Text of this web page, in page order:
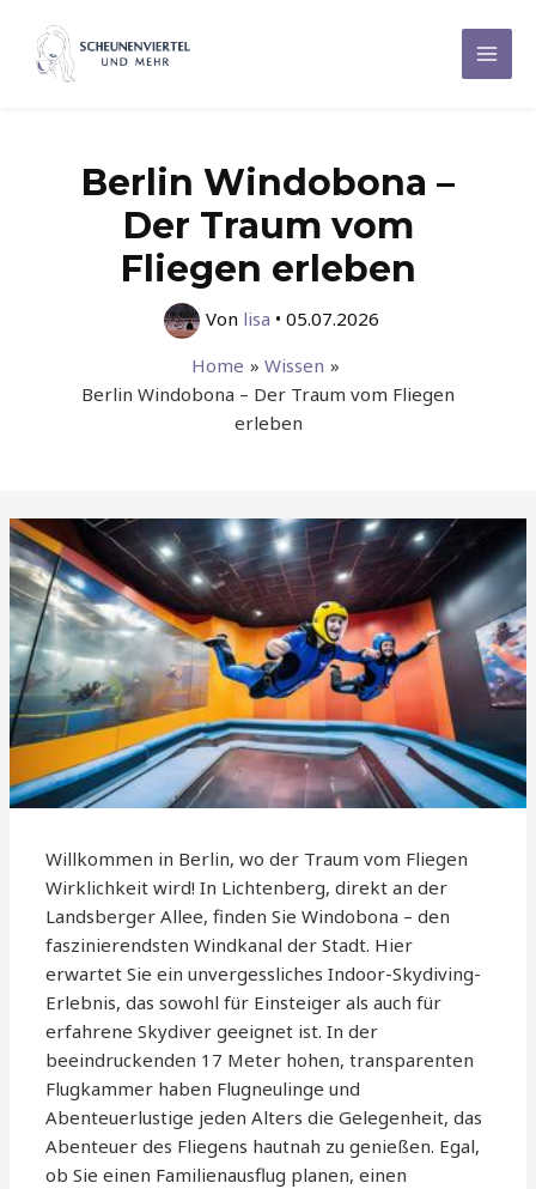
Inhalt
springen
Main
Berlin Windobona –
Der Traum vom
Fliegen erleben
Von lisa • 05.07.2026
Home
Wissen
Berlin Windobona – Der Traum vom Fliegen
erleben
Willkommen in Berlin, wo der Traum vom Fliegen
Wirklichkeit wird! In Lichtenberg, direkt an der
Landsberger Allee, finden Sie Windobona – den
faszinierendsten Windkanal der Stadt. Hier
erwartet Sie ein unvergessliches Indoor-Skydiving-
Erlebnis, das sowohl für Einsteiger als auch für
erfahrene Skydiver geeignet ist. In der
beeindruckenden 17 Meter hohen, transparenten
Flugkammer haben Flugneulinge und
Abenteuerlustige jeden Alters die Gelegenheit, das
Abenteuer des Fliegens hautnah zu genießen. Egal,
ob Sie einen Familienausflug planen, einen